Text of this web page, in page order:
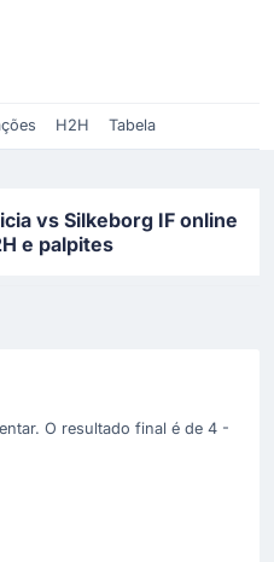
H2H Tabela
vs Silkeborg IF online
e palpites
O resultado final é de 4 -